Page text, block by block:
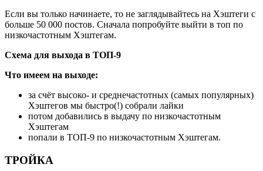
Если вы только начинаете, то не заглядывайтесь на Хэштеги с
больше 50 000 постов. Сначала попробуйте выйти в топ по
низкочастотным Хэштегам.
Схема для выхода в ТОП-9
Что имеем на выходе:
за счёт высоко- и среднечастотных (самых популярных)
Хэштегов мы быстро(!) собрали лайки
потом добавились в выдачу по низкочастотным
Хэштегам
попали в ТОП-9 по низкочастотным Хэштегам.
ТРОЙКА